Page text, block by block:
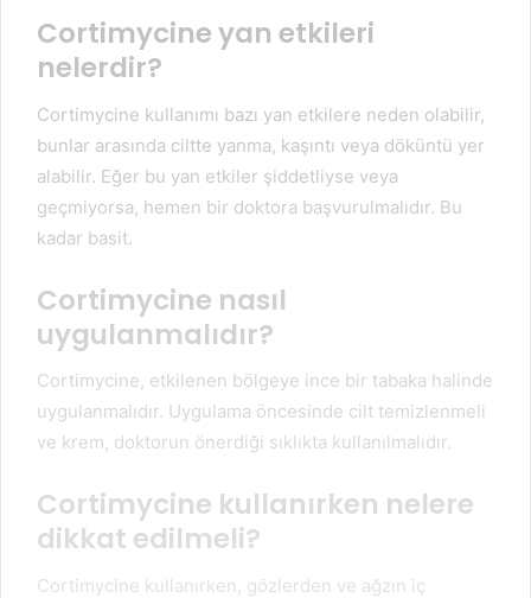
Cortimycine yan etkileri
nelerdir?
Cortimycine kullanımı bazı yan etkilere neden olabilir,
bunlar arasında ciltte yanma, kaşıntı veya döküntü yer
alabilir. Eğer bu yan etkiler şiddetliyse veya
geçmiyorsa, hemen bir doktora başvurulmalıdır. Bu
kadar basit.
Cortimycine nasıl
uygulanmalıdır?
Cortimycine, etkilenen bölgeye ince bir tabaka halinde
uygulanmalıdır. Uygulama öncesinde cilt temizlenmeli
ve krem, doktorun önerdiği sıklıkta kullanılmalıdır.
Cortimycine kullanırken nelere
dikkat edilmeli?
Cortimycine kullanırken, gözlerden ve ağzın iç